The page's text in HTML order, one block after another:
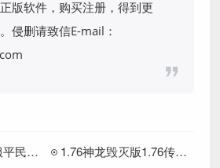
版软件，购买注册，得到更
侵删请致信E-mail：
1.76神龙传奇私服平民玩家装备获取全攻略，这些隐藏途径90%人没发现
1.76神龙毁灭版1.76传奇玩家如何用走位技巧反杀BOSS